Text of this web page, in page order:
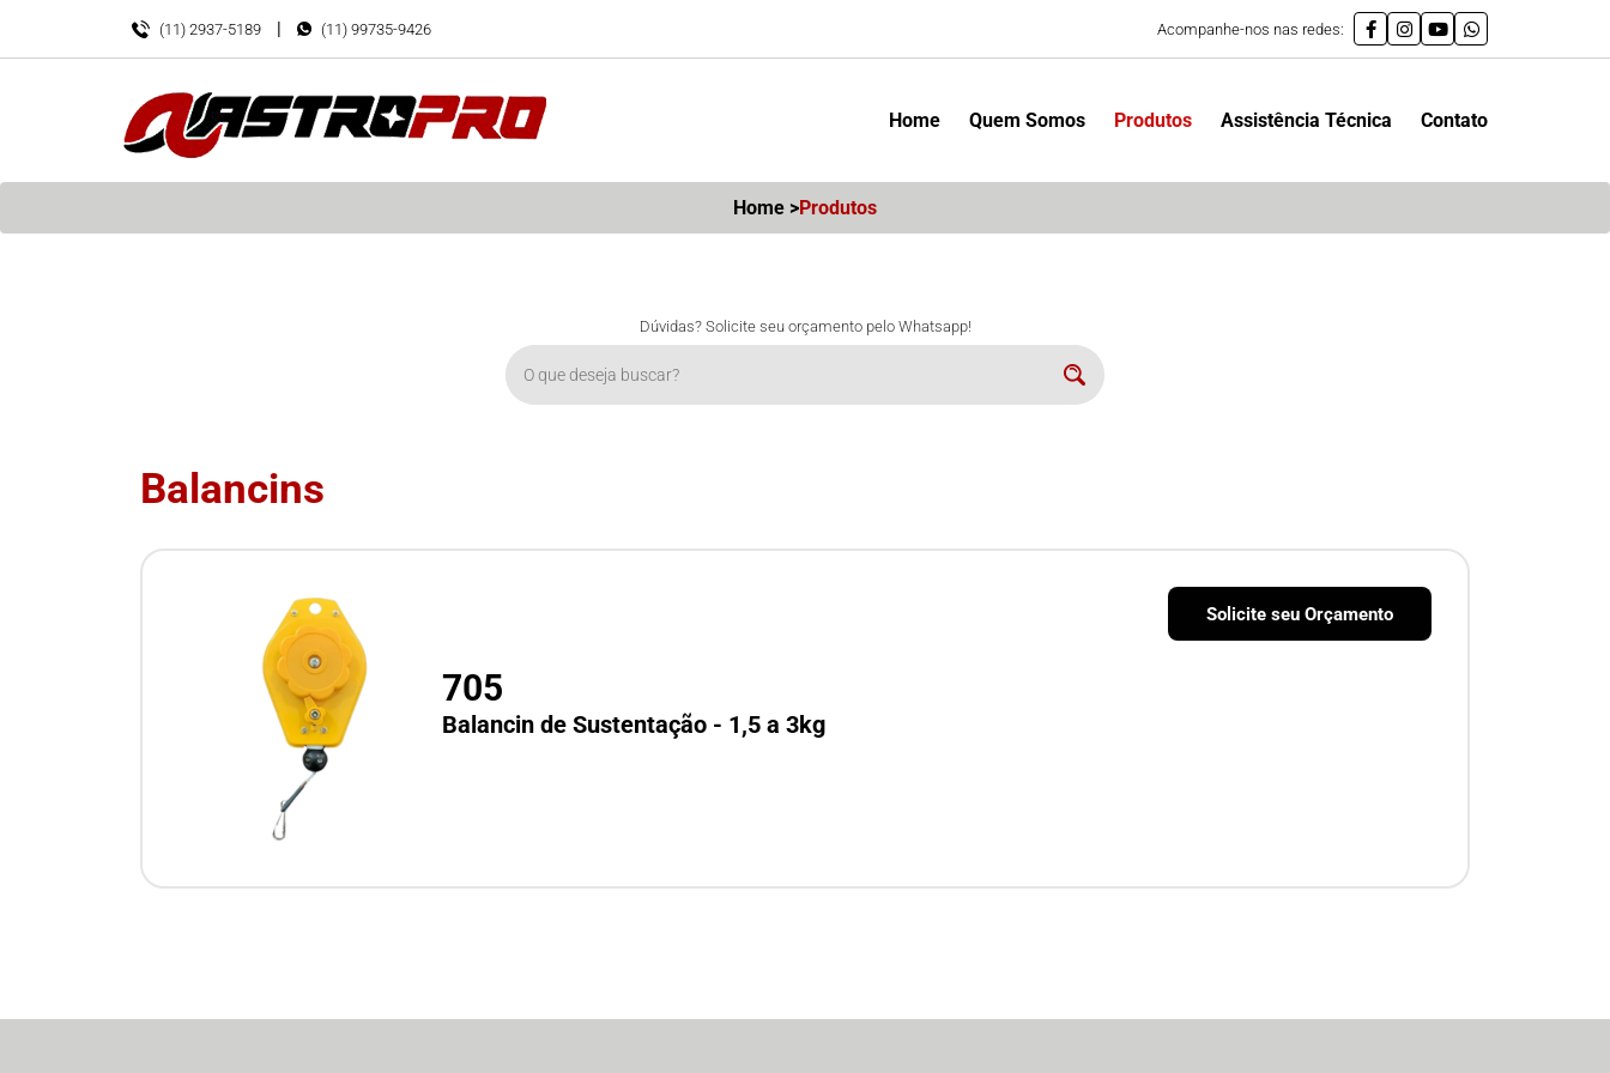
(11) 2937-5189 | (11) 99735-9426 Acompanhe-nos nas redes:
Home Quem Somos Produtos Assistência Técnica Contato
Home >Produtos
Dúvidas? Solicite seu orçamento pelo Whatsapp!
O que deseja buscar?
Pesquisar
Balancins
705
Balancin de Sustentação - 1,5 a 3kg
Solicite seu Orçamento